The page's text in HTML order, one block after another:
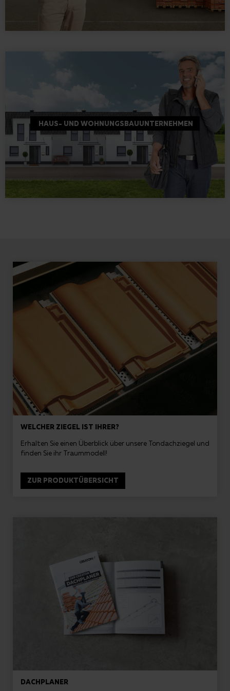
HAUS- UND WOHNUNGSBAUUNTERNEHMEN
WELCHER ZIEGEL IST IHRER?
Erhalten Sie einen Überblick über unsere Tondachziegel und
finden Sie ihr Traummodell!
ZUR PRODUKTÜBERSICHT
DACHPLANER